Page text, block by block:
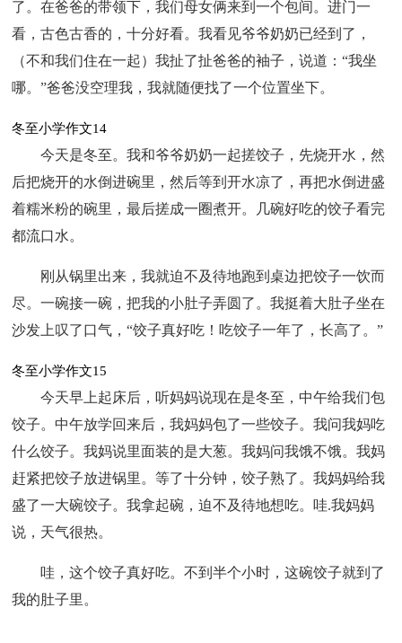
了。在爸爸的带领下，我们母女俩来到一个包间。进门一
看，古色古香的，十分好看。我看见爷爷奶奶已经到了，
（不和我们住在一起）我扯了扯爸爸的袖子，说道：“我坐
哪。”爸爸没空理我，我就随便找了一个位置坐下。
冬至小学作文14
今天是冬至。我和爷爷奶奶一起搓饺子，先烧开水，然
后把烧开的水倒进碗里，然后等到开水凉了，再把水倒进盛
着糯米粉的碗里，最后搓成一圈煮开。几碗好吃的饺子看完
都流口水。
刚从锅里出来，我就迫不及待地跑到桌边把饺子一饮而
尽。一碗接一碗，把我的小肚子弄圆了。我挺着大肚子坐在
沙发上叹了口气，“饺子真好吃！吃饺子一年了，长高了。”
冬至小学作文15
今天早上起床后，听妈妈说现在是冬至，中午给我们包
饺子。中午放学回来后，我妈妈包了一些饺子。我问我妈吃
什么饺子。我妈说里面装的是大葱。我妈问我饿不饿。我妈
赶紧把饺子放进锅里。等了十分钟，饺子熟了。我妈妈给我
盛了一大碗饺子。我拿起碗，迫不及待地想吃。哇.我妈妈
说，天气很热。
哇，这个饺子真好吃。不到半个小时，这碗饺子就到了
我的肚子里。